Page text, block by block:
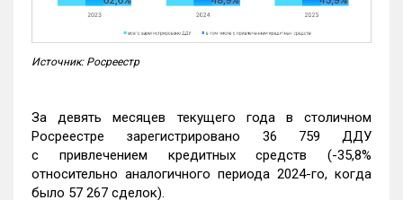
Источник: Росреестр
За девять месяцев текущего года в столичном
Росреестре зарегистрировано 36 759 ДДУ
с привлечением кредитных средств (-35,8%
относительно аналогичного периода 2024-го, когда
было 57 267 сделок).